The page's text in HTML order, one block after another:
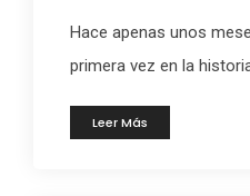
Hace apenas unos
primera vez en la historia
Leer Más